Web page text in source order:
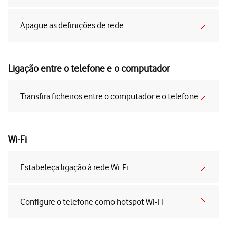
Apague as definições de rede
Ligação entre o telefone e o computador
Transfira ficheiros entre o computador e o telefone
Wi-Fi
Estabeleça ligação à rede Wi-Fi
Configure o telefone como hotspot Wi-Fi